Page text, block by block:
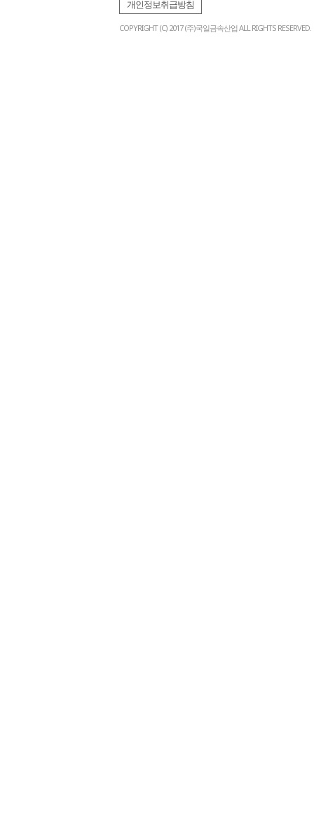
개인정보취급방침
COPYRIGHT (C) 2017 (주)국일금속산업 ALL RIGHTS RESERVED.